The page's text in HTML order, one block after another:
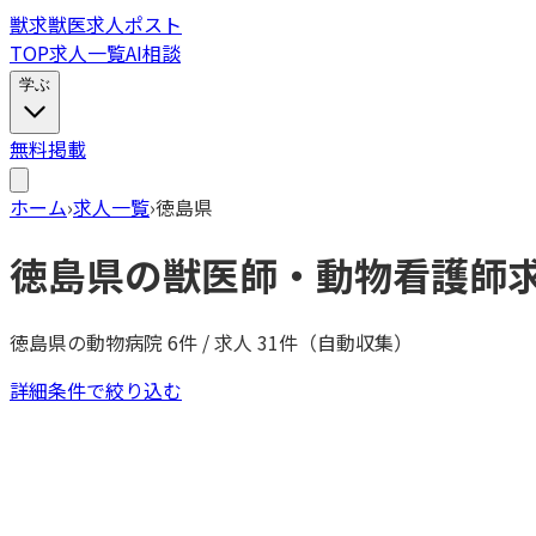
獣求獣医求人ポスト
TOP求人一覧AI相談
学ぶ
無料掲載
ホーム›求人一覧›徳島県
徳島県の獣医師・動物看護師
徳島県の動物病院 6件 / 求人 31件（自動収集）
詳細条件で絞り込む